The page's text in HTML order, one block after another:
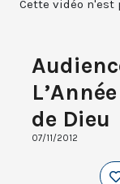
Cette vidéo n'est
de Dieu
07/11/2012